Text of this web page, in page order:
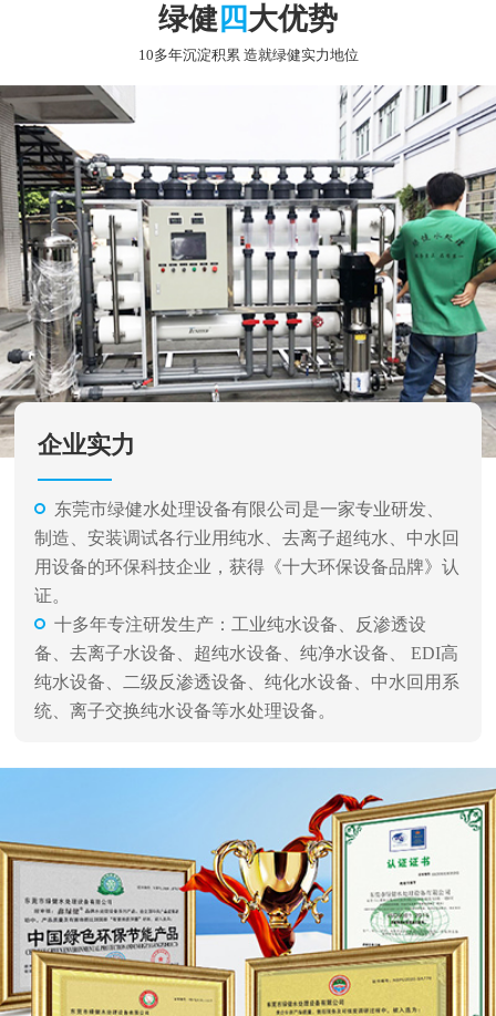
绿健 四大优势
10多年沉淀积累 造就绿健实力地位
企业实力
东莞市绿健水处理设备有限公司是一家专业研发、
制造、安装调试各行业用纯水、去离子超纯水、中水回
用设备的环保科技企业，获得《十大环保设备品牌》认
证。
十多年专注研发生产：工业纯水设备、反渗透设
备、去离子水设备、超纯水设备、纯净水设备、 EDI高
纯水设备、二级反渗透设备、纯化水设备、中水回用系
统、离子交换纯水设备等水处理设备。